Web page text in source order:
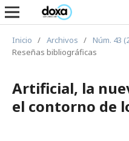
Inicio / Archivos / Núm. 43
Reseñas bibliográficas
Artificial, la
el contorno de